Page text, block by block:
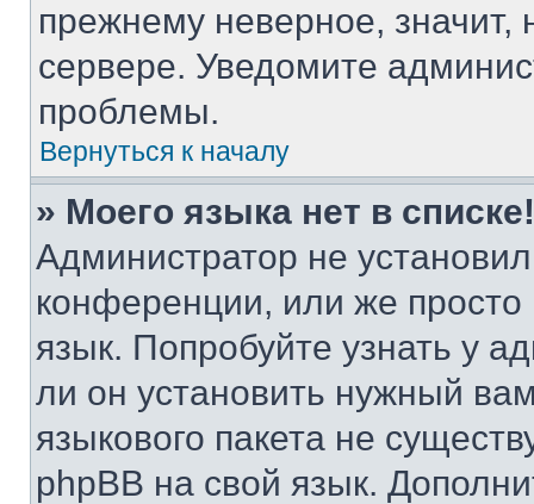
прежнему неверное, значит,
сервере. Уведомите
проблемы.
Вернуться к началу
» Моего языка нет в списке!
Администратор не
конференции, или же
язык. Попробуйте узнать у
ли он установить нужный
языкового пакета не
phpBB на свой язык.